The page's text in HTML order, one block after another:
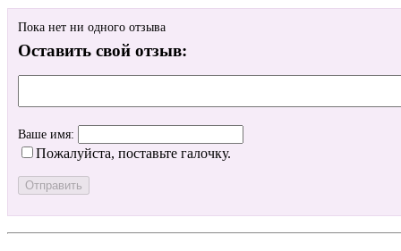
Пока нет ни одного отзыва
Оставить свой отзыв:
Ваше имя:
Пожалуйста, поставьте галочку.